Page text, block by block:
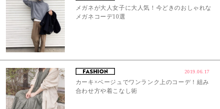
メガネが大人女子に大人気！今どきのおしゃれな
メガネコーデ10選
2019.06.17
カーキ×ベージュでワンランク上のコーデ！組み
合わせ方や着こなし術